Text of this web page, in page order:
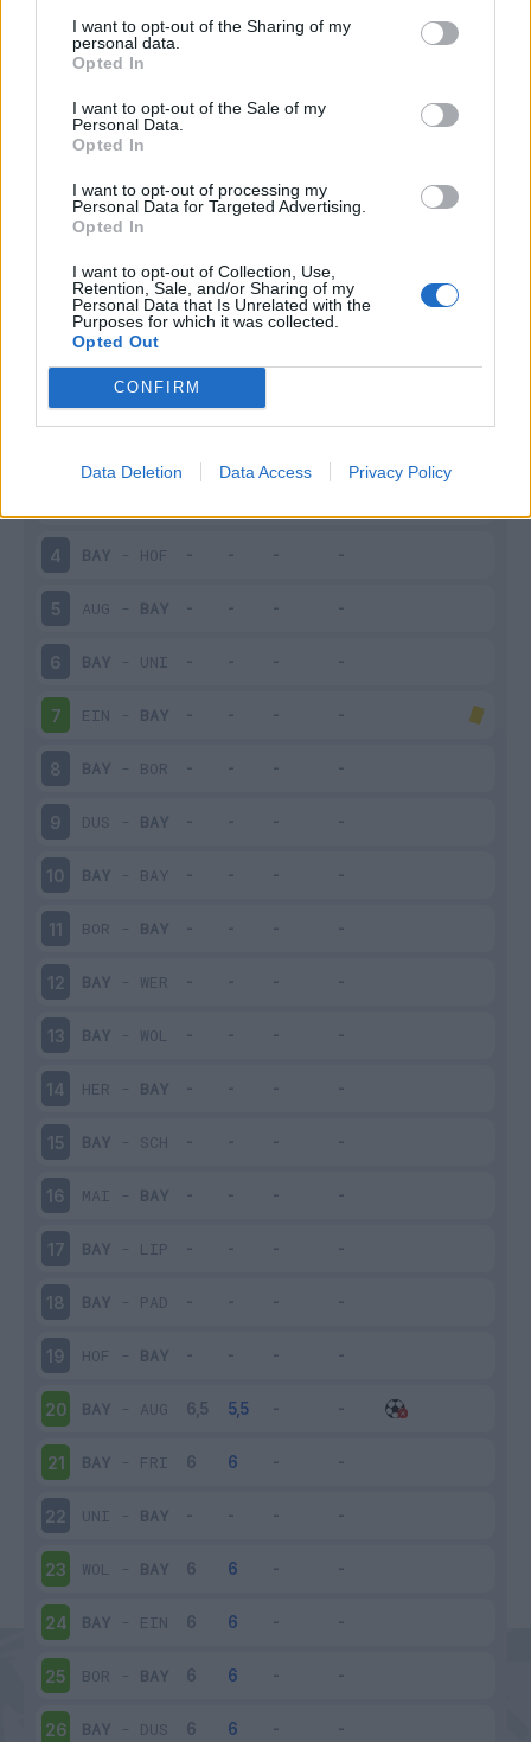
I want to opt-out of the Sharing of my
personal data.
Opted In
I want to opt-out of the Sale of my
Personal Data.
Opted In
I want to opt-out of processing my
Personal Data for Targeted Advertising.
Opted In
I want to opt-out of Collection, Use,
Retention, Sale, and/or Sharing of my
Personal Data that Is Unrelated with the
Purposes for which it was collected.
Opted Out
CONFIRM
Data Deletion Data Access Privacy Policy
Infortunato 0 - 0%
Scarica riepilogo
stagionale
Scarica
Giornata
-BAY
4 BAY - HOF
5 AUG - BAY
6 BAY - UNI
7 EIN - BAY
8 BAY - BOR
9 DUS - BAY
10 BAY - BAY
11 BOR - BAY
12 BAY - WER
13 BAY - WOL
14 HER - BAY
15 BAY - SCH
16 MAI - BAY
17 BAY - LIP
18 BAY - PAD
19 HOF - BAY
20 BAY - AUG
21 BAY - FRI
22 UNI - BAY
23 WOL - BAY
24 BAY - EIN
25 BOR - BAY
26 BAY - DUS